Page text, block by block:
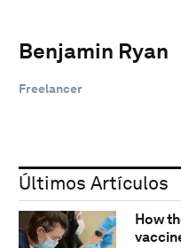
Benjamin Ryan
Freelancer
Últimos Artículos
How